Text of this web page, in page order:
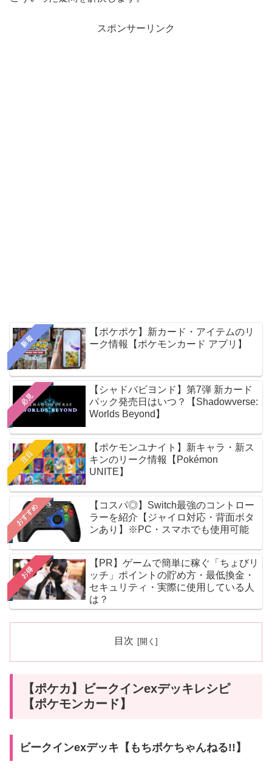
スポンサーリンク
新着
【ポケポケ】新カード・アイテムのリ
ーク情報【ポケモンカード アプリ】
必見
【シャドバビヨンド】第7弾 新カード
パック発売日はいつ？【Shadowverse:
Worlds Beyond】
注目
【ポケモンユナイト】新キャラ・新ス
キンのリーク情報【Pokémon
UNITE】
おすすめ
【コスパ◎】Switch最強のコントロー
ラーを紹介【ジャイロ対応・背面ボタ
ンあり】※PC・スマホでも使用可能
お得
【PR】ゲームで簡単に稼ぐ「ちょびリ
ッチ」ポイントの貯め方・最低換金・
セキュリティ・実際に使用している人
は？
目次
【ポケカ】ビークインexデッキレシピ
【ポケモンカード】
ビークインexデッキ【もちポケちゃんねる!!】